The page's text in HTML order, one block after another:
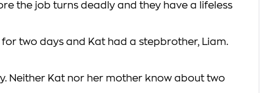
the job turns deadly and they have a lifeless
two days and Kat had a stepbrother, Liam.
Neither Kat nor her mother know about two